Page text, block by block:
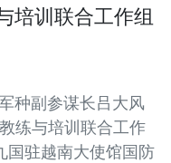
培训联合工作组
种副参谋长吕大风
练与培训联合工作
国驻越南大使馆国防